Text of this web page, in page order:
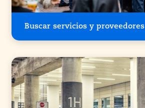
Buscar servicios y proveedores